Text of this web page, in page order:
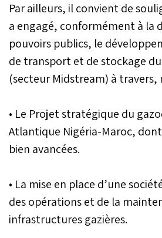
Par ailleurs, il convient de
a engagé, conformément à la
pouvoirs publics, le
de transport et de stockage
(secteur Midstream) à
• Le Projet stratégique du
Atlantique Nigéria-Maroc,
bien avancées.
• La mise en place d’une
des opérations et de la
infrastructures gazières.